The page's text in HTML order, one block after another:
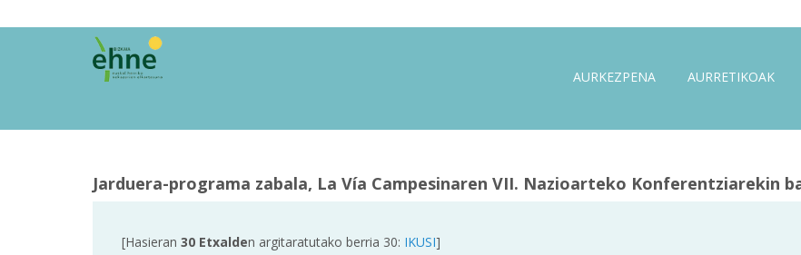
AURKEZPENA AURRETIKOAK
Jarduera-programa zabala, La Vía Campesinaren VII. Nazioarteko Konferentziarekin
[Hasieran 30 Etxalden argitaratutako berria 30: IKUSI]